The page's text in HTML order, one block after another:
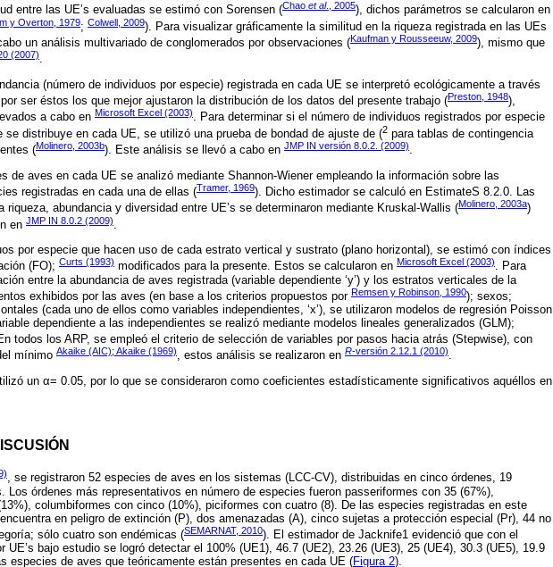
entre las UE’s evaluadas se estimó con Sorensen (Chao et al., 2005), dichos parámetros se calcularon en
y Overton, 1979; Colwell, 2009). Para visualizar gráficamente la similitud en la riqueza registrada en las UEs
un análisis multivariado de conglomerados por observaciones (Kaufman y Rousseeuw, 2009), mismo que
(2007).
(número de individuos por especie) registrada en cada UE se interpretó ecológicamente a través
ser éstos los que mejor ajustaron la distribución de los datos del presente trabajo (Preston, 1948),
a cabo en Microsoft Excel (2003). Para determinar si el número de individuos registrados por especie
se distribuye en cada UE, se utilizó una prueba de bondad de ajuste de (2 para tablas de contingencia
(Molinero, 2003b). Este análisis se llevó a cabo en JMP IN versión 8.0.2. (2009).
de aves en cada UE se analizó mediante Shannon-Wiener empleando la información sobre las
registradas en cada una de ellas (Tramer, 1969). Dicho estimador se calculó en EstimateS 8.2.0. Las
riqueza, abundancia y diversidad entre UE’s se determinaron mediante Kruskal-Wallis (Molinero, 2003a)
en JMP IN 8.0.2 (2009)
por especie que hacen uso de cada estrato vertical y sustrato (plano horizontal), se estimó con índices
(FO); Curts (1993) modificados para la presente. Estos se calcularon en Microsoft Excel (2003). Para
entre la abundancia de aves registrada (variable dependiente ‘y’) y los estratos verticales de la
exhibidos por las aves (en base a los criterios propuestos por Remsen y Robinson, 1990); sexos;
(cada uno de ellos como variables independientes, ‘x’), se utilizaron modelos de regresión Poisson
dependiente a las independientes se realizó mediante modelos lineales generalizados (GLM);
todos los ARP, se empleó el criterio de selección de variables por pasos hacia atrás (Stepwise), con
mínimo Akaike (AIC); Akaike (1969), estos análisis se realizaron en R-versión 2.12.1 (2010).
un α= 0.05, por lo que se consideraron como coeficientes estadísticamente significativos aquéllos en
, se registraron 52 especies de aves en los sistemas (LCC-CV), distribuidas en cinco órdenes, 19
Los órdenes más representativos en número de especies fueron passeriformes con 35 (67%),
columbiformes con cinco (10%), piciformes con cuatro (8). De las especies registradas en este
en peligro de extinción (P), dos amenazadas (A), cinco sujetas a protección especial (Pr), 44 no
sólo cuatro son endémicas (SEMARNAT, 2010). El estimador de Jacknife1 evidenció que con el
UE’s bajo estudio se logró detectar el 100% (UE1), 46.7 (UE2), 23.26 (UE3), 25 (UE4), 30.3 (UE5), 19.9
especies de aves que teóricamente están presentes en cada UE (Figura 2).